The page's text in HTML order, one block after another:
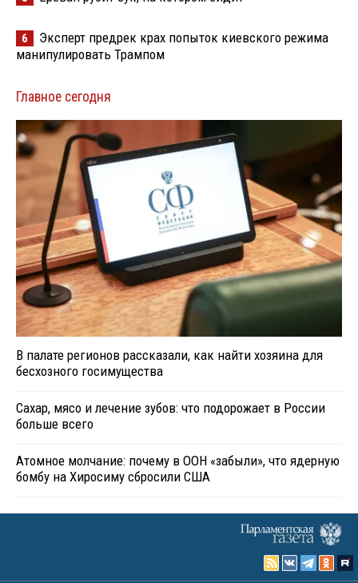
6
Эксперт предрек крах попыток киевского режима
манипулировать Трампом
Главное сегодня
В палате регионов рассказали, как найти хозяина для
бесхозного госимущества
Сахар, мясо и лечение зубов: что подорожает в России
больше всего
Атомное молчание: почему в ООН «забыли», что ядерную
бомбу на Хиросиму сбросили США